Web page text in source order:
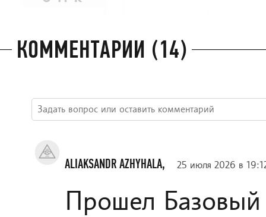
КОММЕНТАРИИ (14)
ALIAKSANDR AZHYHALA, 25 июля 2026 в
Прошел Базовый